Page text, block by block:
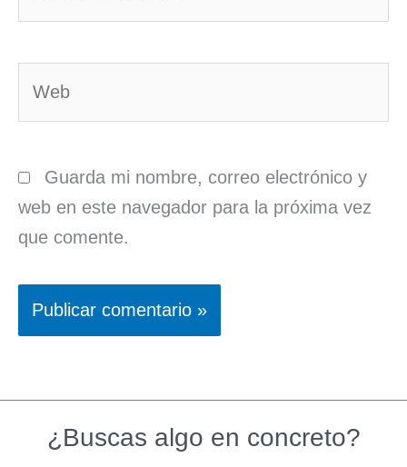
Guarda mi nombre, correo electrónico y
web en este navegador para la próxima vez
que comente.
¿Buscas algo en concreto?